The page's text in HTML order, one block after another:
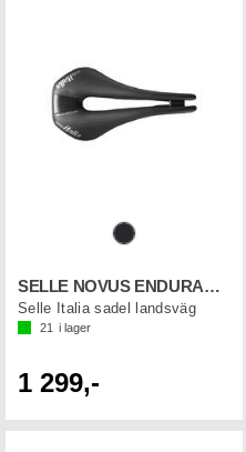
SELLE NOVUS ENDURANCE TM SF
Selle Italia sadel landsväg
21 i lager
1 299,-